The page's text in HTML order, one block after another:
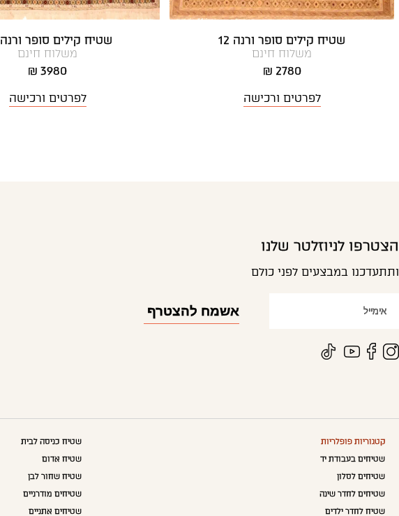
שטיח קילים סופר ורנה 12
משלוח חינם
2780 ₪
לפרטים ורכישה
שטיח קילים סופר ורנה 48
משלוח חינם
3980 ₪
לפרטים ורכישה
הצטרפו לניוזלטר שלנו
ותתעדכנו במבצעים לפני כולם
קטגוריות פופלריות
שטיחים בעבודת יד
שטיחים לסלון
שטיחים לחדר שינה
שטיח לחדר ילדים
שטיח כניסה לבית
שטיח אדום
שטיח שחור לבן
שטיחים מודרניים
שטיחים אתניים